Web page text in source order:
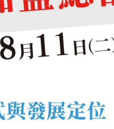
15期餐飲學院雜誌
14期餐飲學院雜誌
11期餐飲學院雜誌